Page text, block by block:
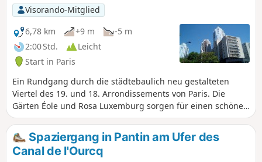
Visorando-Mitglied
6,78 km
+9 m
-5 m
2:00 Std.
Leicht
Start in Paris
Ein Rundgang durch die städtebaulich neu gestalteten
Viertel des 19. und 18. Arrondissements von Paris. Die
Gärten Éole und Rosa Luxemburg sorgen für einen schönen
Hauch von Grün. Am Ende der Wanderung lassen die
Gassen und Durchgänge die großen Verkehrsadern
vergessen.
Spaziergang in Pantin am Ufer des
Canal de l'Ourcq